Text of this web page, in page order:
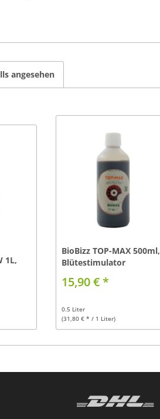
angesehen
1L,
BioBizz TOP-MAX 500ml,
Blütestimulator
15,90 € *
0.5 Liter
(31,80 € * / 1 Liter)